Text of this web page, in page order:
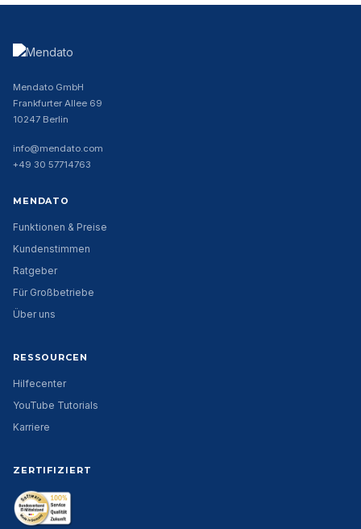
Mendato GmbH
Frankfurter Allee 69
10247 Berlin
info@mendato.com
+49 30 57714763
MENDATO
Funktionen & Preise
Kundenstimmen
Ratgeber
Für Großbetriebe
Über uns
RESSOURCEN
Hilfecenter
YouTube Tutorials
Karriere
ZERTIFIZIERT